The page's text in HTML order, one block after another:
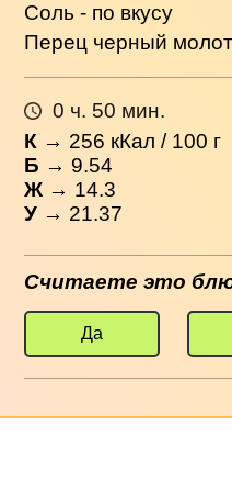
Соль - по вкусу
Перец черный
0 ч. 50 мин.
К → 256 кКал / 100 г
Б → 9.54
Ж → 14.3
У → 21.37
Считаете это
Да